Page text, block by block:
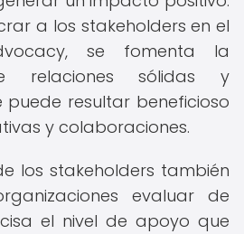
a los stakeholders en el
se fomenta la
relaciones sólidas y
resultar beneficioso
y colaboraciones.
los stakeholders también
evaluar de
el nivel de apoyo que